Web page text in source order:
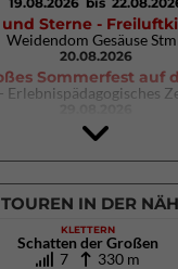
Sterne -
Weidendom Gesäuse
20.08.2026
Sommerfest auf
Erlebnispädagogisches
4Blocs KIDS 2026
München
26.09.2026
TOUREN IN DER
KLETTERN
Schatten der Großen
7 330 m